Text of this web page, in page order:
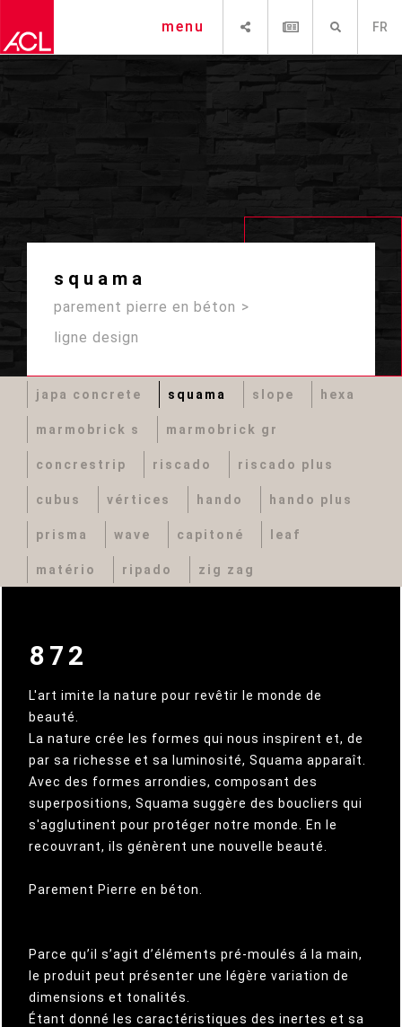
FR
menu
squama
parement pierre en béton
ligne design
japa concrete squama slope hexa
marmobrick s marmobrick gr
concrestrip riscado riscado plus
cubus vértices hando hando plus
prisma wave capitoné leaf
matério ripado zig zag
872
L'art imite la nature pour revêtir le monde de
beauté.
La nature crée les formes qui nous inspirent et, de
par sa richesse et sa luminosité, Squama apparaît.
Avec des formes arrondies, composant des
superpositions, Squama suggère des boucliers qui
s'agglutinent pour protéger notre monde. En le
recouvrant, ils génèrent une nouvelle beauté.
Parement Pierre en béton.
Parce qu’il s’agit d’éléments pré-moulés á la main,
le produit peut présenter une légère variation de
dimensions et tonalités.
Étant donné les caractéristiques des inertes et sa